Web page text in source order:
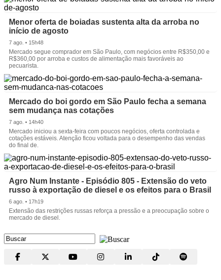
Menor oferta de boiadas sustenta alta da arroba no
início de agosto
7 ago. • 15h48
Mercado segue comprador em São Paulo, com negócios entre R$350,00 e
R$360,00 por arroba e custos de alimentação mais favoráveis ao
pecuarista.
Mercado do boi gordo em São Paulo fecha a semana
sem mudança nas cotações
7 ago. • 14h40
Mercado iniciou a sexta-feira com poucos negócios, oferta controlada e
cotações estáveis. Atenção ficou voltada para o desempenho das vendas
do final de.
Agro Num Instante - Episódio 805 - Extensão do veto
russo à exportação de diesel e os efeitos para o Brasil
6 ago. • 17h19
Extensão das restrições russas reforça a pressão e a preocupação sobre o
mercado de diesel.